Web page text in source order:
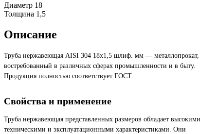
Диаметр 18
Толщина 1,5
Описание
Труба нержавеющая AISI 304 18х1,5 шлиф. мм — металлопрокат,
востребованный в различных сферах промышленности и в быту.
Продукция полностью соответствует ГОСТ.
Свойства и применение
Труба нержавеющая представленных размеров обладает высокими
техническими и эксплуатационными характеристиками. Они